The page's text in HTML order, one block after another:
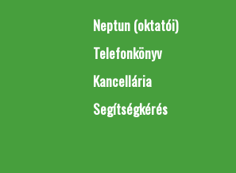
Neptun (oktatói)
Telefonkönyv
Kancellária
Segítségkérés